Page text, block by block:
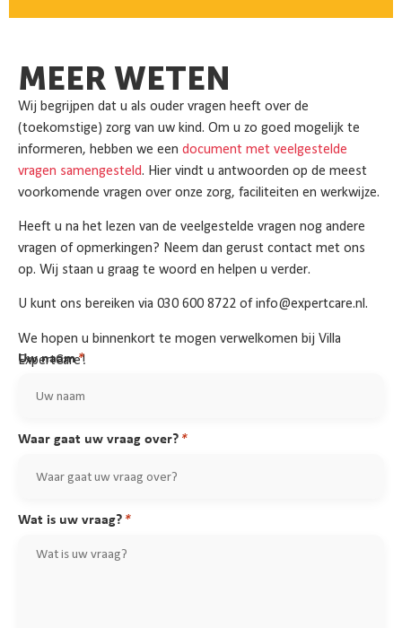
MEER WETEN
Wij begrijpen dat u als ouder vragen heeft over de
(toekomstige) zorg van uw kind. Om u zo goed mogelijk te
informeren, hebben we een document met veelgestelde
vragen samengesteld. Hier vindt u antwoorden op de meest
voorkomende vragen over onze zorg, faciliteiten en werkwijze.
Heeft u na het lezen van de veelgestelde vragen nog andere
vragen of opmerkingen? Neem dan gerust contact met ons
op. Wij staan u graag te woord en helpen u verder.
U kunt ons bereiken via 030 600 8722 of info@expertcare.nl.
We hopen u binnenkort te mogen verwelkomen bij Villa
ExpertCare!
Uw naam
Waar gaat uw vraag over?
Wat is uw vraag?